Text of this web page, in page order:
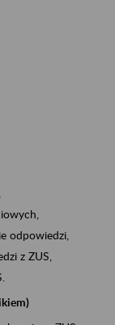
odpowiedzi,
z ZUS,